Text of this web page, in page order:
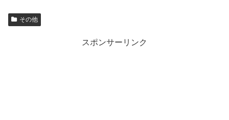
その他
スポンサーリンク